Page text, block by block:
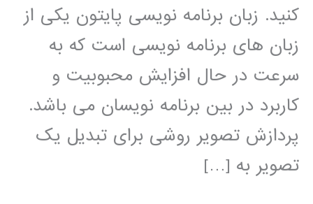
کنید. زبان برنامه نویسی پایتون یکی از
زبان های برنامه نویسی است که به
سرعت در حال افزایش محبوبیت و
کاربرد در بین برنامه نویسان می باشد.
پردازش تصویر روشی برای تبدیل یک
تصویر به […]